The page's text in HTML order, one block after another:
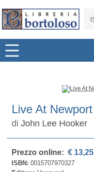
Live At Newport
diJohn Lee Hooker
Prezzo online: € 13,25
ISBN:0015707970327